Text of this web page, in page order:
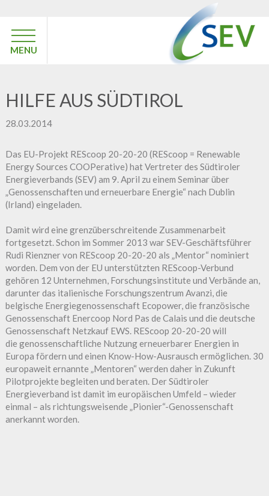
MENU
HILFE AUS SÜDTIROL
28.03.2014
Das EU-Projekt REScoop 20-20-20 (REScoop = Renewable
Energy Sources COOPerative) hat Vertreter des Südtiroler
Energieverbands (SEV) am 9. April zu einem Seminar über
„Genossenschaften und erneuerbare Energie“ nach Dublin
(Irland) eingeladen.
Damit wird eine grenzüberschreitende Zusammenarbeit
fortgesetzt. Schon im Sommer 2013 war SEV-Geschäftsführer
Rudi Rienzner von REScoop 20-20-20 als „Mentor“ nominiert
worden. Dem von der EU unterstützten REScoop-Verbund
gehören 12 Unternehmen, Forschungsinstitute und Verbände an,
darunter das italienische Forschungszentrum Avanzi, die
belgische Energiegenossenschaft Ecopower, die französische
Genossenschaft Enercoop Nord Pas de Calais und die deutsche
Genossenschaft Netzkauf EWS. REScoop 20-20-20 will
die genossenschaftliche Nutzung erneuerbarer Energien in
Europa fördern und einen Know-How-Ausrausch ermöglichen. 30
europaweit ernannte „Mentoren“ werden daher in Zukunft
Pilotprojekte begleiten und beraten. Der Südtiroler
Energieverband ist damit im europäischen Umfeld – wieder
einmal – als richtungsweisende „Pionier“-Genossenschaft
anerkannt worden.